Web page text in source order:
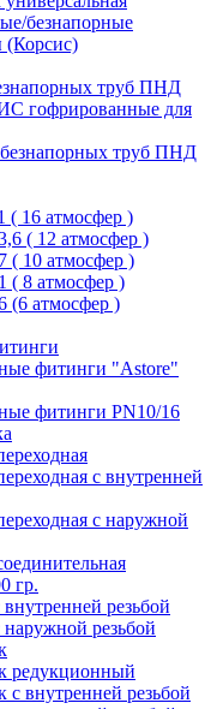
безнапорные
(Корсис)
труб ПНД
гофрированные для
труб ПНД
( 16 атмосфер )
( 12 атмосфер )
( 10 атмосфер )
( 8 атмосфер )
(6 атмосфер )
фитинги "Astore"
фитинги PN10/16
с внутренней
с наружной
гр.
резьбой
резьбой
редукционный
с внутренней резьбой